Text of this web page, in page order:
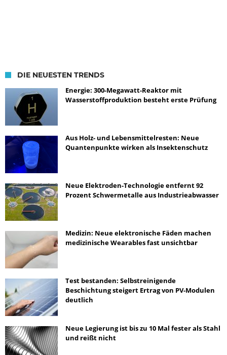
DIE NEUESTEN TRENDS
Energie: 300-Megawatt-Reaktor mit
Wasserstoffproduktion besteht erste Prüfung
Aus Holz- und Lebensmittelresten: Neue
Quantenpunkte wirken als Insektenschutz
Neue Elektroden-Technologie entfernt 92
Prozent Schwermetalle aus Industrieabwasser
Medizin: Neue elektronische Fäden machen
medizinische Wearables fast unsichtbar
Test bestanden: Selbstreinigende
Beschichtung steigert Ertrag von PV-Modulen
deutlich
Neue Legierung ist bis zu 10 Mal fester als Stahl
und reißt nicht